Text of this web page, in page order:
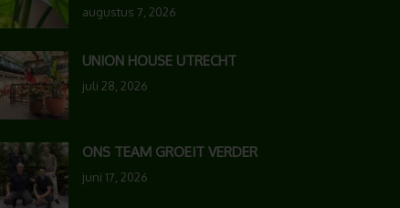
augustus 7, 2026
UNION HOUSE UTRECHT
juli 28, 2026
ONS TEAM GROEIT VERDER
juni 17, 2026